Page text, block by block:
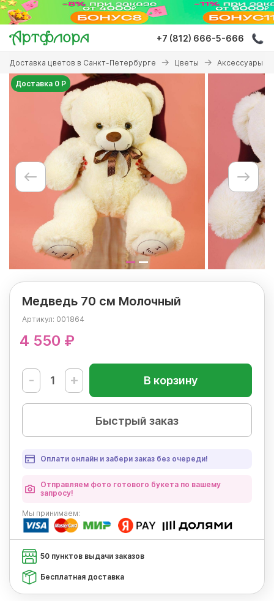
Перейти
основному
содержанию
+7 (812) 666-5-666
Вы
здесь
Доставка цветов в Санкт-Петербурге Цветы Аксессуары к
Доставка 0 Р
Медведь 70 см Молочный
Артикул: 001864
4 550 ₽
- + В корзину
Быстрый заказ
Оплати онлайн и забери заказ без очереди!
Отправляем фото готового букета по вашему
запросу!
Мы принимаем:
50 пунктов выдачи заказов
Бесплатная доставка